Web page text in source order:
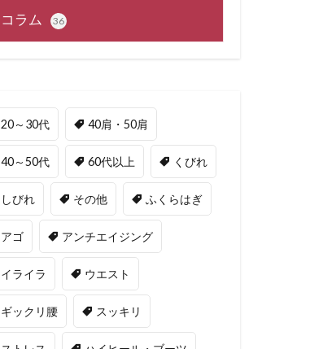
コラム 36
20～30代 40肩・50肩
40～50代 60代以上 くびれ
しびれ その他 ふくらはぎ
アゴ アンチエイジング
イライラ ウエスト
ギックリ腰 スッキリ